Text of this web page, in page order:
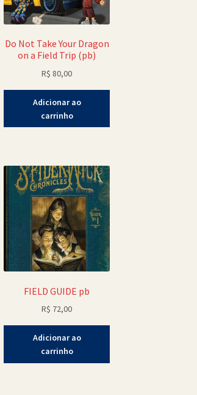
Do Not Take Your Dragon
on a Field Trip (pb)
R$ 80,00
Adicionar ao
carrinho
FIELD GUIDE pb
R$ 72,00
Adicionar ao
carrinho